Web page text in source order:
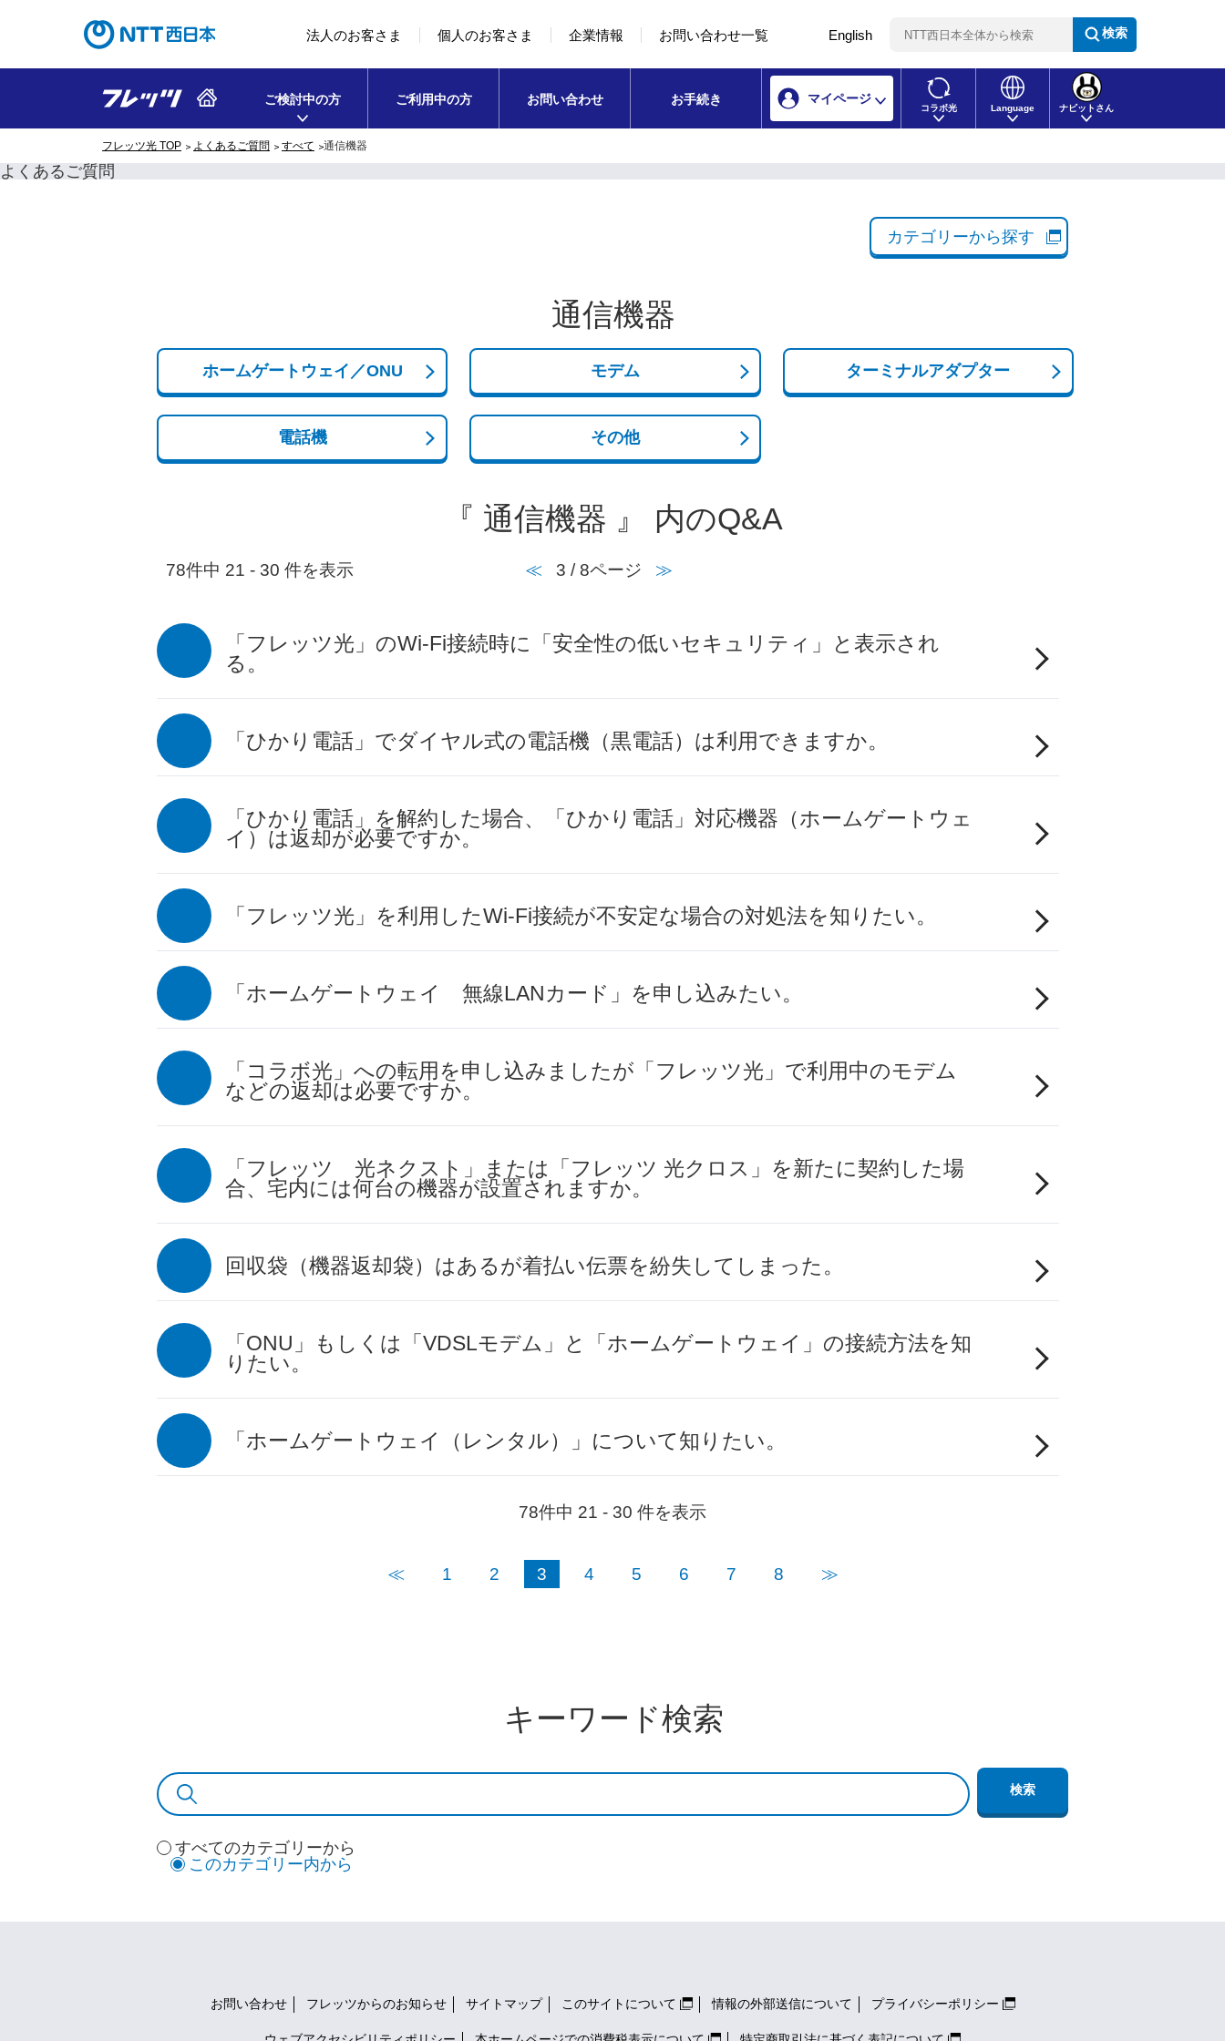
コンテンツのリンクナビゲーションへ移動
法人のお客さま 個人のお客さま 企業情報 お問い合わせ一覧 English 検索
ご検討中の方 ご利用中の方 お問い合わせ お手続き マイページ
コラボ光 Language ナビットさん
フレッツ光 TOP よくあるご質問 すべて 通信機器
よくあるご質問
カテゴリーから探す
通信機器
ホームゲートウェイ／ONU モデム ターミナルアダプター
電話機 その他
『 通信機器 』 内のQ&A
78件中 21 - 30 件を表示 ≪ 3 / 8ページ ≫
「フレッツ光」のWi-Fi接続時に「安全性の低いセキュリティ」と表示され
る。
「ひかり電話」でダイヤル式の電話機（黒電話）は利用できますか。
「ひかり電話」を解約した場合、「ひかり電話」対応機器（ホームゲートウェ
イ）は返却が必要ですか。
「フレッツ光」を利用したWi-Fi接続が不安定な場合の対処法を知りたい。
「ホームゲートウェイ 無線LANカード」を申し込みたい。
「コラボ光」への転用を申し込みましたが「フレッツ光」で利用中のモデム
などの返却は必要ですか。
「フレッツ 光ネクスト」または「フレッツ 光クロス」を新たに契約した場
合、宅内には何台の機器が設置されますか。
回収袋（機器返却袋）はあるが着払い伝票を紛失してしまった。
「ONU」もしくは「VDSLモデム」と「ホームゲートウェイ」の接続方法を知
りたい。
「ホームゲートウェイ（レンタル）」について知りたい。
78件中 21 - 30 件を表示
≪ 1 2 3 4 5 6 7 8 ≫
キーワード検索
すべてのカテゴリーから
このカテゴリー内から
お問い合わせ フレッツからのお知らせ サイトマップ このサイトについて 情報の外部送信について プライバシーポリシー